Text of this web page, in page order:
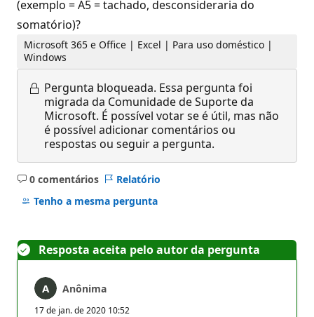
(exemplo = A5 = tachado, desconsideraria do
somatório)?
Microsoft 365 e Office | Excel | Para uso doméstico |
Windows
Pergunta bloqueada. Essa pergunta foi
migrada da Comunidade de Suporte da
Microsoft. É possível votar se é útil, mas não
é possível adicionar comentários ou
respostas ou seguir a pergunta.
0 comentários
Sem
comentários
Relatório
Tenho a mesma pergunta
Resposta aceita pelo autor da pergunta
Anônima
17 de jan. de 2020 10:52